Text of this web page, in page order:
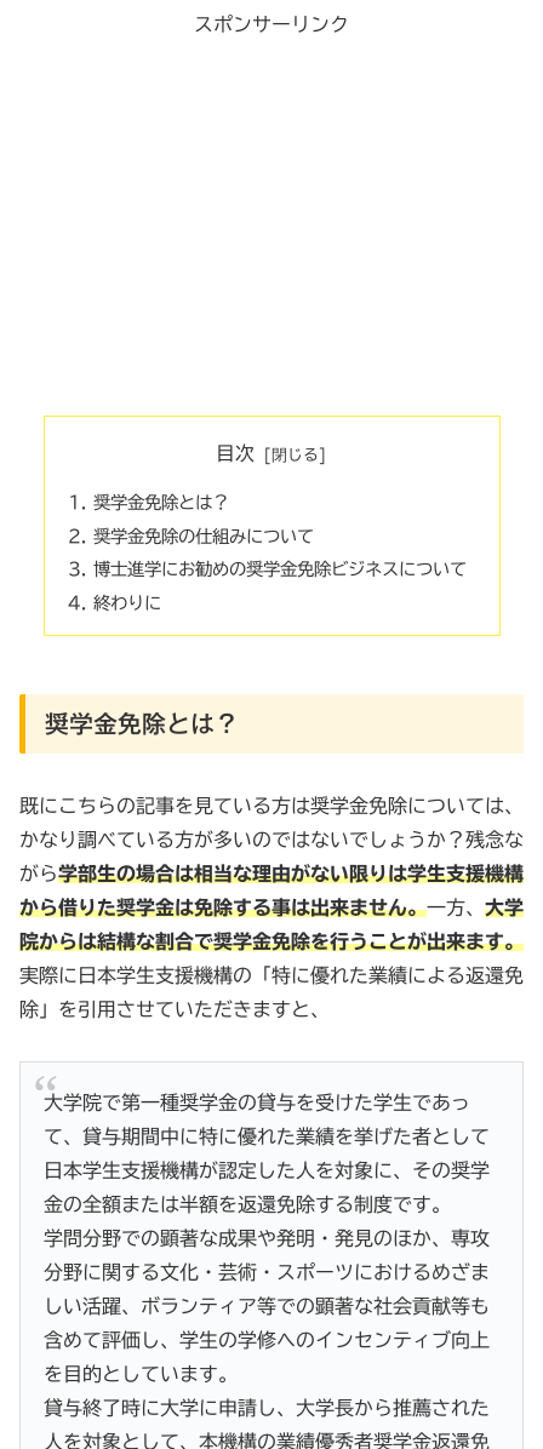
スポンサーリンク
目次
奨学金免除とは？
奨学金免除の仕組みについて
博士進学にお勧めの奨学金免除ビジネスについて
終わりに
奨学金免除とは？
既にこちらの記事を見ている方は奨学金免除については、
かなり調べている方が多いのではないでしょうか？残念な
がら学部生の場合は相当な理由がない限りは学生支援機構
から借りた奨学金は免除する事は出来ません。一方、 大学
院からは結構な割合で奨学金免除を行うことが出来ます。
実際に日本学生支援機構の「特に優れた業績による返還免
除」を引用させていただきますと、
大学院で第一種奨学金の貸与を受けた学生であっ
て、貸与期間中に特に優れた業績を挙げた者として
日本学生支援機構が認定した人を対象に、その奨学
金の全額または半額を返還免除する制度です。
学問分野での顕著な成果や発明・発見のほか、専攻
分野に関する文化・芸術・スポーツにおけるめざま
しい活躍、ボランティア等での顕著な社会貢献等も
含めて評価し、学生の学修へのインセンティブ向上
を目的としています。
貸与終了時に大学に申請し、大学長から推薦された
人を対象として、本機構の業績優秀者奨学金返還免